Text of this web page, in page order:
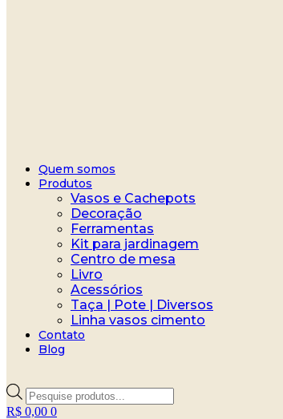
Quem somos
Produtos
Vasos e Cachepots
Decoração
Ferramentas
Kit para jardinagem
Centro de mesa
Livro
Acessórios
Taça | Pote | Diversos
Linha vasos cimento
Contato
Blog
Pesquisar
produtos
R$ 0,00 0